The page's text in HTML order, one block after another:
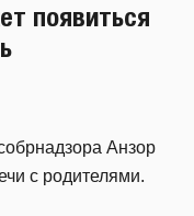
появиться
Анзор
с родителями.